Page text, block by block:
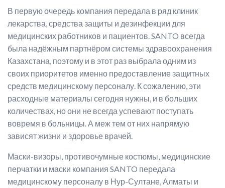
В первую очередь компания передала в ряд клиник
лекарства, средства защиты и дезинфекции для
медицинских работников и пациентов. SANTO всегда
была надёжным партнёром системы здравоохранения
Казахстана, поэтому и в этот раз выбрала одним из
своих приоритетов именно предоставление защитных
средств медицинскому персоналу. К сожалению, эти
расходные материалы сегодня нужны, и в больших
количествах, но они не всегда успевают поступать
вовремя в больницы. А меж тем от них напрямую
зависят жизни и здоровье врачей.
Маски-визоры, противочумные костюмы, медицинские
перчатки и маски компания SANTO передала
медицинскому персоналу в Нур-Султане, Алматы и